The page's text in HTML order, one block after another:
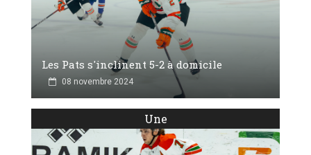
Les Pats s'inclinent 5-2 à domicile
08 novembre 2024
Une